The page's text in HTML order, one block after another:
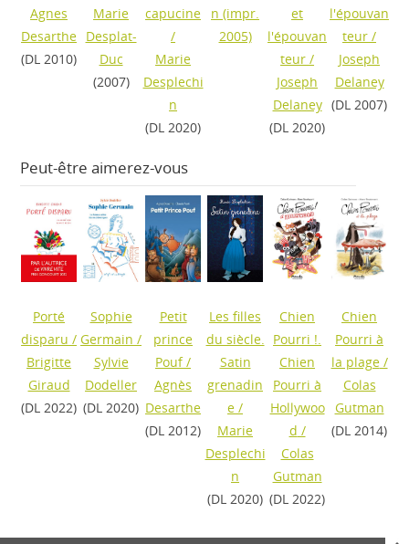
Agnes
Desarthe
(DL 2010)
Marie
Desplat-
Duc
(2007)
capucine
/
Marie
Desplechi
n
(DL 2020)
n (impr.
2005)
et
l'épouvan
teur /
Joseph
Delaney
(DL 2020)
l'épouvan
teur /
Joseph
Delaney
(DL 2007)
Peut-être aimerez-vous
Porté
disparu /
Brigitte
Giraud
(DL 2022)
Sophie
Germain /
Sylvie
Dodeller
(DL 2020)
Petit
prince
Pouf/
Agnès
Desarthe
(DL 2012)
Les filles
du siècle.
Satin
grenadin
e /
Marie
Desplechi
n
(DL 2020)
Chien
Pourri !.
Chien
Pourri à
Hollywoo
d /
Colas
Gutman
(DL 2022)
Chien
Pourri à
la plage/
Colas
Gutman
(DL 2014)